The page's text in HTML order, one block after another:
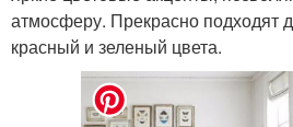
атмосферу. Прекрасно подходят
красный и зеленый цвета.